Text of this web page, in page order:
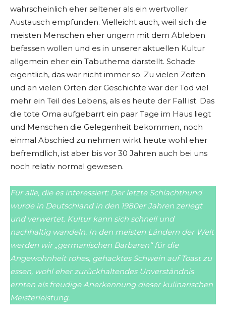
wahrscheinlich eher seltener als ein wertvoller
Austausch empfunden. Vielleicht auch, weil sich die
meisten Menschen eher ungern mit dem Ableben
befassen wollen und es in unserer aktuellen Kultur
allgemein eher ein Tabuthema darstellt. Schade
eigentlich, das war nicht immer so. Zu vielen Zeiten
und an vielen Orten der Geschichte war der Tod viel
mehr ein Teil des Lebens, als es heute der Fall ist. Das
die tote Oma aufgebarrt ein paar Tage im Haus liegt
und Menschen die Gelegenheit bekommen, noch
einmal Abschied zu nehmen wirkt heute wohl eher
befremdlich, ist aber bis vor 30 Jahren auch bei uns
noch relativ normal gewesen.
Für alle, die es interessiert: Der letzte Schlachthund
wurde in Deutschland in den 1980er Jahren zerlegt
und verwertet. Kultur kann sich schnell und
nachhaltig wandeln. In den meisten Ländern der Welt
werden wir „germanischen Barbaren“ für die
Angewohnheit rohes, gehacktes Schwein auf Toast zu
essen, wohl eher zurückhaltendes Unverständnis
ernten als freudige Anerkennung dieser kulinarischen
Meisterleistung.